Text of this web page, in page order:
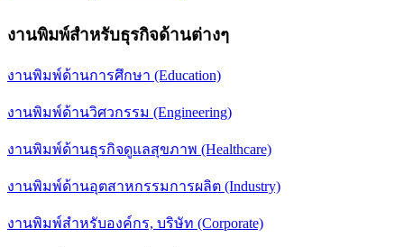
งานพิมพ์สำหรับธุรกิจด้านต่างๆ
งานพิมพ์ด้านการศึกษา (Education)
งานพิมพ์ด้านวิศวกรรม (Engineering)
งานพิมพ์ด้านธุรกิจดูแลสุขภาพ (Healthcare)
งานพิมพ์ด้านอุตสาหกรรมการผลิต (Industry)
งานพิมพ์สำหรับองค์กร, บริษัท (Corporate)